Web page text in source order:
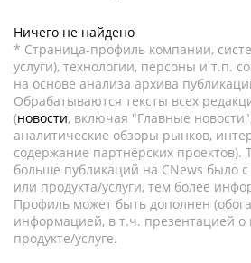
Ничего не найдено
* Страница-профиль компании,
услуги), технологии, персоны и т.п.
на основе анализа архива
Обрабатываются тексты всех
(новости, включая "Главные
аналитические обзоры рынков,
содержание партнёрских проектов).
больше публикаций на CNews было
или продукта/услуги, тем более
Профиль может быть дополнен
информацией, в т.ч. презентацией
продукте/услуге.